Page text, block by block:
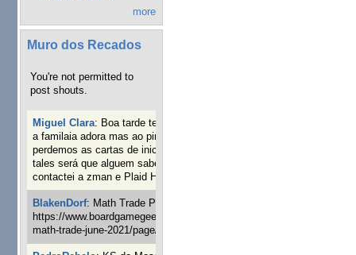
more
Muro dos Recados
You're not permitted to
post shouts.
Miguel Clara: Boa tarde tenho jogo Mice and mistics que
a familaia adora mas ao pintarmos as miniaturas
perdemos as cartas de iniciaticva da expanção downood
tales será que alguem sabe onde adquirir as cartas já
contactei a zman e Plaid Hat e nada
BlakenDorf: Math Trade Portuguesa a decorrer. Aqui:
https://www.boardgamegeek.com/geeklist/286035/portugal-
math-trade-june-2021/page/1